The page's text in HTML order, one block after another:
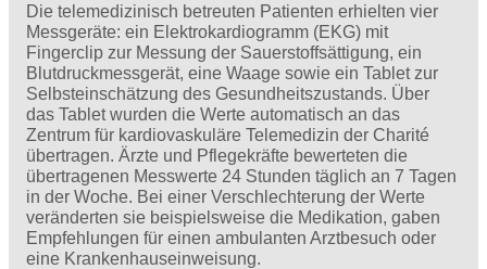
Die telemedizinisch betreuten Patienten erhielten vier
Messgeräte: ein Elektrokardiogramm (EKG) mit
Fingerclip zur Messung der Sauerstoffsättigung, ein
Blutdruckmessgerät, eine Waage sowie ein Tablet zur
Selbsteinschätzung des Gesundheitszustands. Über
das Tablet wurden die Werte automatisch an das
Zentrum für kardiovaskuläre Telemedizin der Charité
übertragen. Ärzte und Pflegekräfte bewerteten die
übertragenen Messwerte 24 Stunden täglich an 7 Tagen
in der Woche. Bei einer Verschlechterung der Werte
veränderten sie beispielsweise die Medikation, gaben
Empfehlungen für einen ambulanten Arztbesuch oder
eine Krankenhauseinweisung.